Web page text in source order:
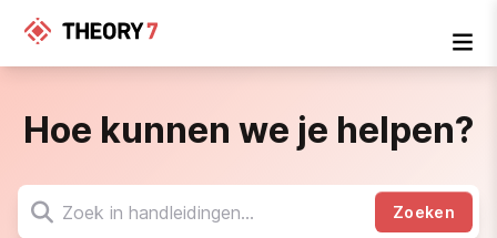
Hoe kunnen we je helpen?
Zoeken